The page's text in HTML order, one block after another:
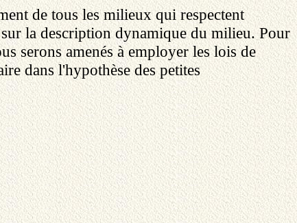
de tous les milieux qui respectent
la description dynamique du milieu. Pour
serons amenés à employer les lois de
dans l'hypothèse des petites